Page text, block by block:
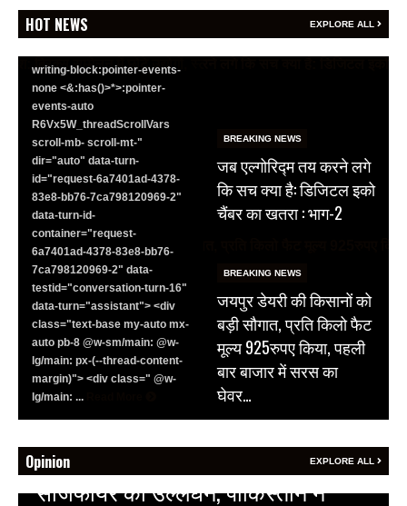
HOT NEWS EXPLORE ALL
text-primary w-full
writing-block:pointer-events-
none <&:has()>*>:pointer-
events-auto
R6Vx5W_threadScrollVars
scroll-mb- scroll-mt-"
dir="auto" data-turn-
id="request-6a7401ad-4378-
83e8-bb76-7ca798120969-2"
data-turn-id-
container="request-
6a7401ad-4378-83e8-bb76-
7ca798120969-2" data-
testid="conversation-turn-16"
data-turn="assistant"> <div
class="text-base my-auto mx-
auto pb-8 @w-sm/main: @w-
lg/main: px-(--thread-content-
margin)"> <div class=" @w-
lg/main: ...
BREAKING NEWS
जब एल्गोरिद्म तय करने लगे
कि सच क्या है: डिजिटल इको
चैंबर का खतरा : भाग-2
BREAKING NEWS
जयपुर डेयरी की किसानों को
बड़ी सौगात, प्रति किलो फैट
मूल्य 925रुपए किया, पहली
बार बाजार में सरस का
घेवर…
Opinion EXPLORE ALL